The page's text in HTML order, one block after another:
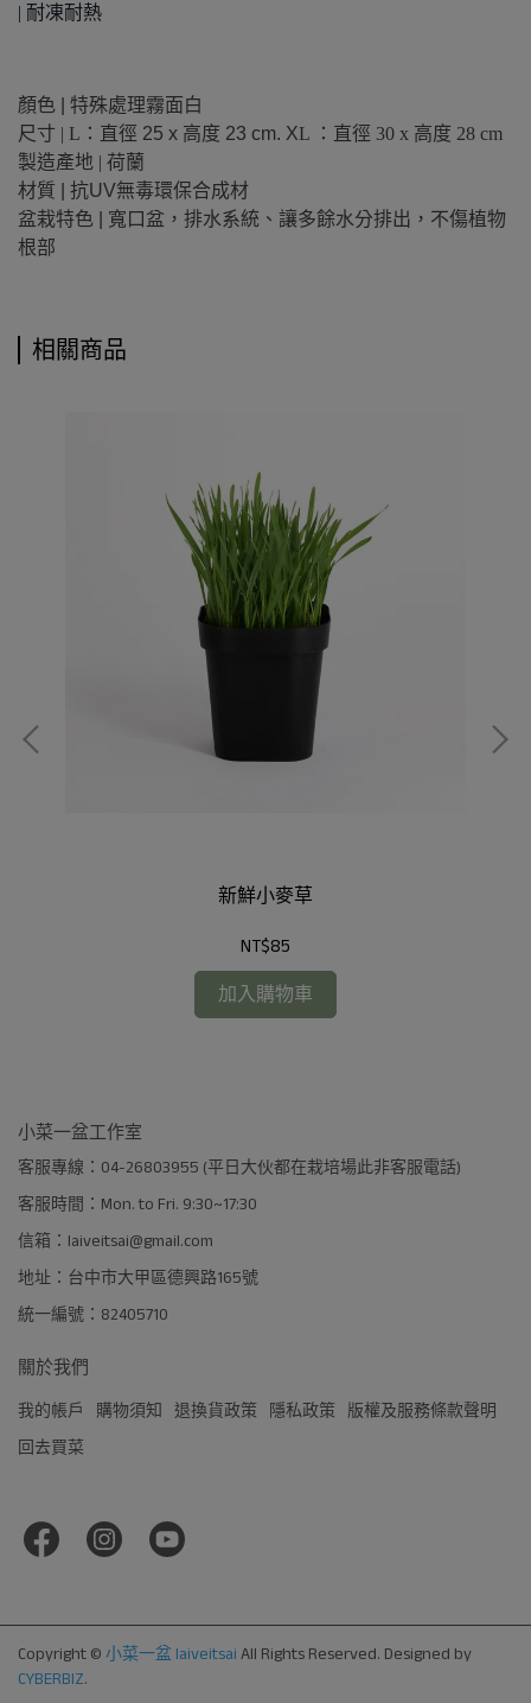
| 耐凍耐熱
顏色
特殊處理霧面白
尺寸 | L ： 直徑 25 x 高度 23 cm. XL ： 直徑 30 x 高度 28 cm
製造產地 | 荷蘭
材質
抗UV無毒環保合成材
盆栽特色
| 寬口盆， 排水系統、讓多餘水分排出，不傷植物
根部
相關商品
新鮮小麥草
NT$85
加入購物車
小菜一盆工作室
客服專線：04-26803955 (平日大伙都在栽培場此非客服電話)
客服時間：Mon. to Fri. 9:30~17:30
信箱：laiveitsai@gmail.com
地址：台中市大甲區德興路165號
統一編號：82405710
關於我們
我的帳戶 購物須知 退換貨政策 隱私政策
版權及服務條款聲明
回去買菜
Copyright © 小菜一盆 laiveitsai All Rights Reserved. Designed by
CYBERBIZ.